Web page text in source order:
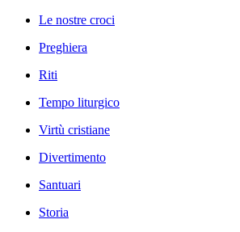
Le nostre croci
Preghiera
Riti
Tempo liturgico
Virtù cristiane
Divertimento
Santuari
Storia